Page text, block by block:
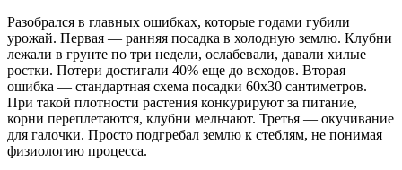
Разобрался в главных ошибках, которые годами губили
урожай. Первая — ранняя посадка в холодную землю. Клубни
лежали в грунте по три недели, ослабевали, давали хилые
ростки. Потери достигали 40% еще до всходов. Вторая
ошибка — стандартная схема посадки 60х30 сантиметров.
При такой плотности растения конкурируют за питание,
корни переплетаются, клубни мельчают. Третья — окучивание
для галочки. Просто подгребал землю к стеблям, не понимая
физиологию процесса.